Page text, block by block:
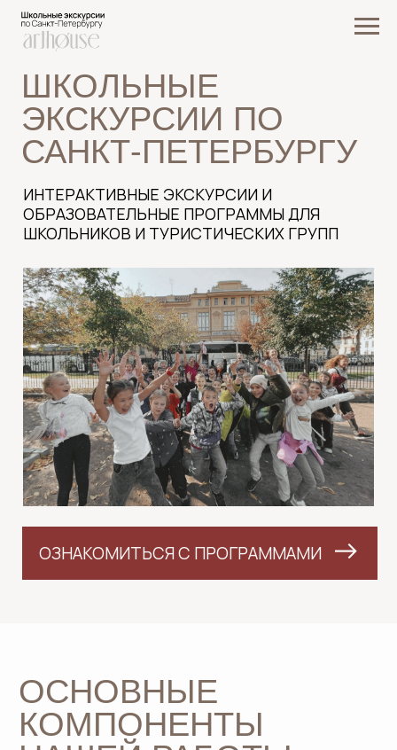
ШКОЛЬНЫЕ
ЭКСКУРСИИ ПО
САНКТ-ПЕТЕРБУРГУ
ИНТЕРАКТИВНЫЕ ЭКСКУРСИИ И
ШКОЛЬНИКОВ И ТУРИСТИЧЕСКИХ ГРУПП
LET'S GO!
ОЗНАКОМИТЬСЯ С ПРОГРАММАМИ
ОСНОВНЫЕ
Предлагаем готовые программы под
ключ